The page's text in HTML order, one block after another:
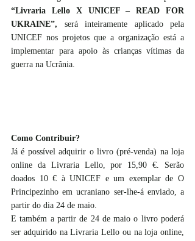
“Livraria Lello X UNICEF – READ FOR
UKRAINE”, será inteiramente aplicado pela
UNICEF nos projetos que a organização está a
implementar para apoio às crianças vítimas da
guerra na Ucrânia.
Como Contribuir?
Já é possível adquirir o livro (pré-venda) na loja
online da Livraria Lello, por 15,90 €. Serão
doados 10 € à UNICEF e um exemplar de O
Principezinho em ucraniano ser-lhe-á enviado, a
partir do dia 24 de maio.
E também a partir de 24 de maio o livro poderá
ser adquirido na Livraria Lello ou na loja online,